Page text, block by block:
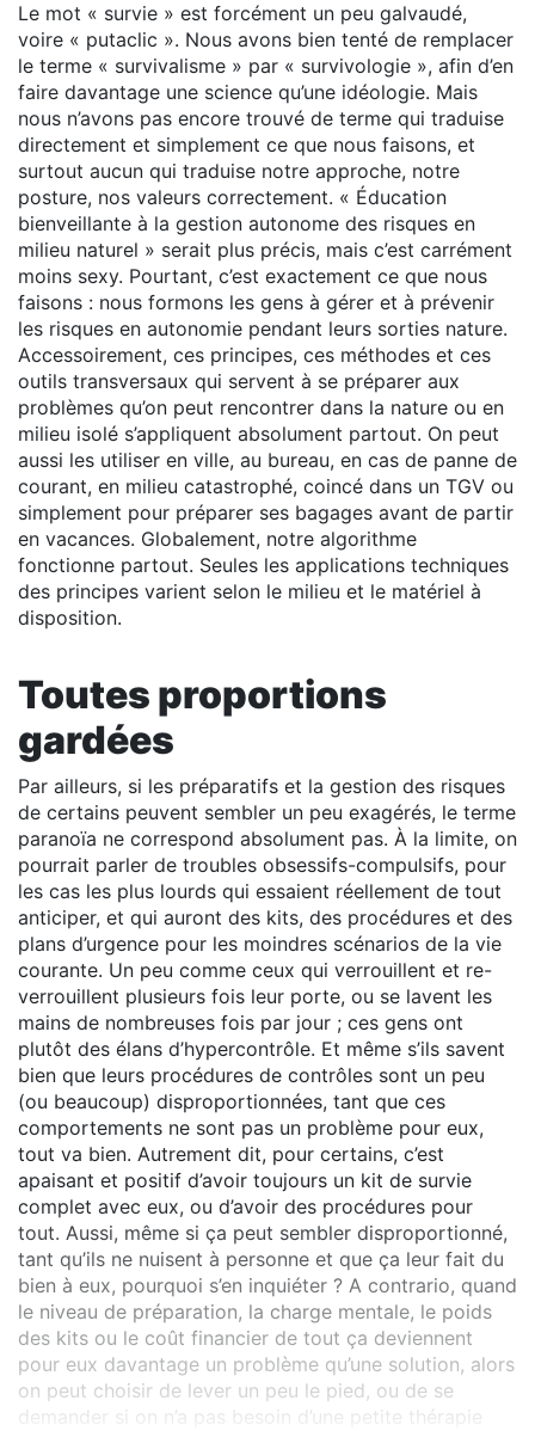
Le mot « survie » est forcément un peu galvaudé,
voire « putaclic ». Nous avons bien tenté de remplacer
le terme « survivalisme » par « survivologie », afin d’en
faire davantage une science qu’une idéologie. Mais
nous n’avons pas encore trouvé de terme qui traduise
directement et simplement ce que nous faisons, et
surtout aucun qui traduise notre approche, notre
posture, nos valeurs correctement. « Éducation
bienveillante à la gestion autonome des risques en
milieu naturel » serait plus précis, mais c’est carrément
moins sexy. Pourtant, c’est exactement ce que nous
faisons : nous formons les gens à gérer et à prévenir
les risques en autonomie pendant leurs sorties nature.
Accessoirement, ces principes, ces méthodes et ces
outils transversaux qui servent à se préparer aux
problèmes qu’on peut rencontrer dans la nature ou en
milieu isolé s’appliquent absolument partout. On peut
aussi les utiliser en ville, au bureau, en cas de panne de
courant, en milieu catastrophé, coincé dans un TGV ou
simplement pour préparer ses bagages avant de partir
en vacances. Globalement, notre algorithme
fonctionne partout. Seules les applications techniques
des principes varient selon le milieu et le matériel à
disposition.
Toutes proportions
gardées
Par ailleurs, si les préparatifs et la gestion des risques
de certains peuvent sembler un peu exagérés, le terme
paranoïa ne correspond absolument pas. À la limite, on
pourrait parler de troubles obsessifs-compulsifs, pour
les cas les plus lourds qui essaient réellement de tout
anticiper, et qui auront des kits, des procédures et des
plans d’urgence pour les moindres scénarios de la vie
courante. Un peu comme ceux qui verrouillent et re-
verrouillent plusieurs fois leur porte, ou se lavent les
mains de nombreuses fois par jour ; ces gens ont
plutôt des élans d’hypercontrôle. Et même s’ils savent
bien que leurs procédures de contrôles sont un peu
(ou beaucoup) disproportionnées, tant que ces
comportements ne sont pas un problème pour eux,
tout va bien. Autrement dit, pour certains, c’est
apaisant et positif d’avoir toujours un kit de survie
complet avec eux, ou d’avoir des procédures pour
tout. Aussi, même si ça peut sembler disproportionné,
tant qu’ils ne nuisent à personne et que ça leur fait du
bien à eux, pourquoi s’en inquiéter ? A contrario, quand
le niveau de préparation, la charge mentale, le poids
des kits ou le coût financier de tout ça deviennent
pour eux davantage un problème qu’une solution, alors
on peut choisir de lever un peu le pied, ou de se
demander si on n’a pas besoin d’une petite thérapie